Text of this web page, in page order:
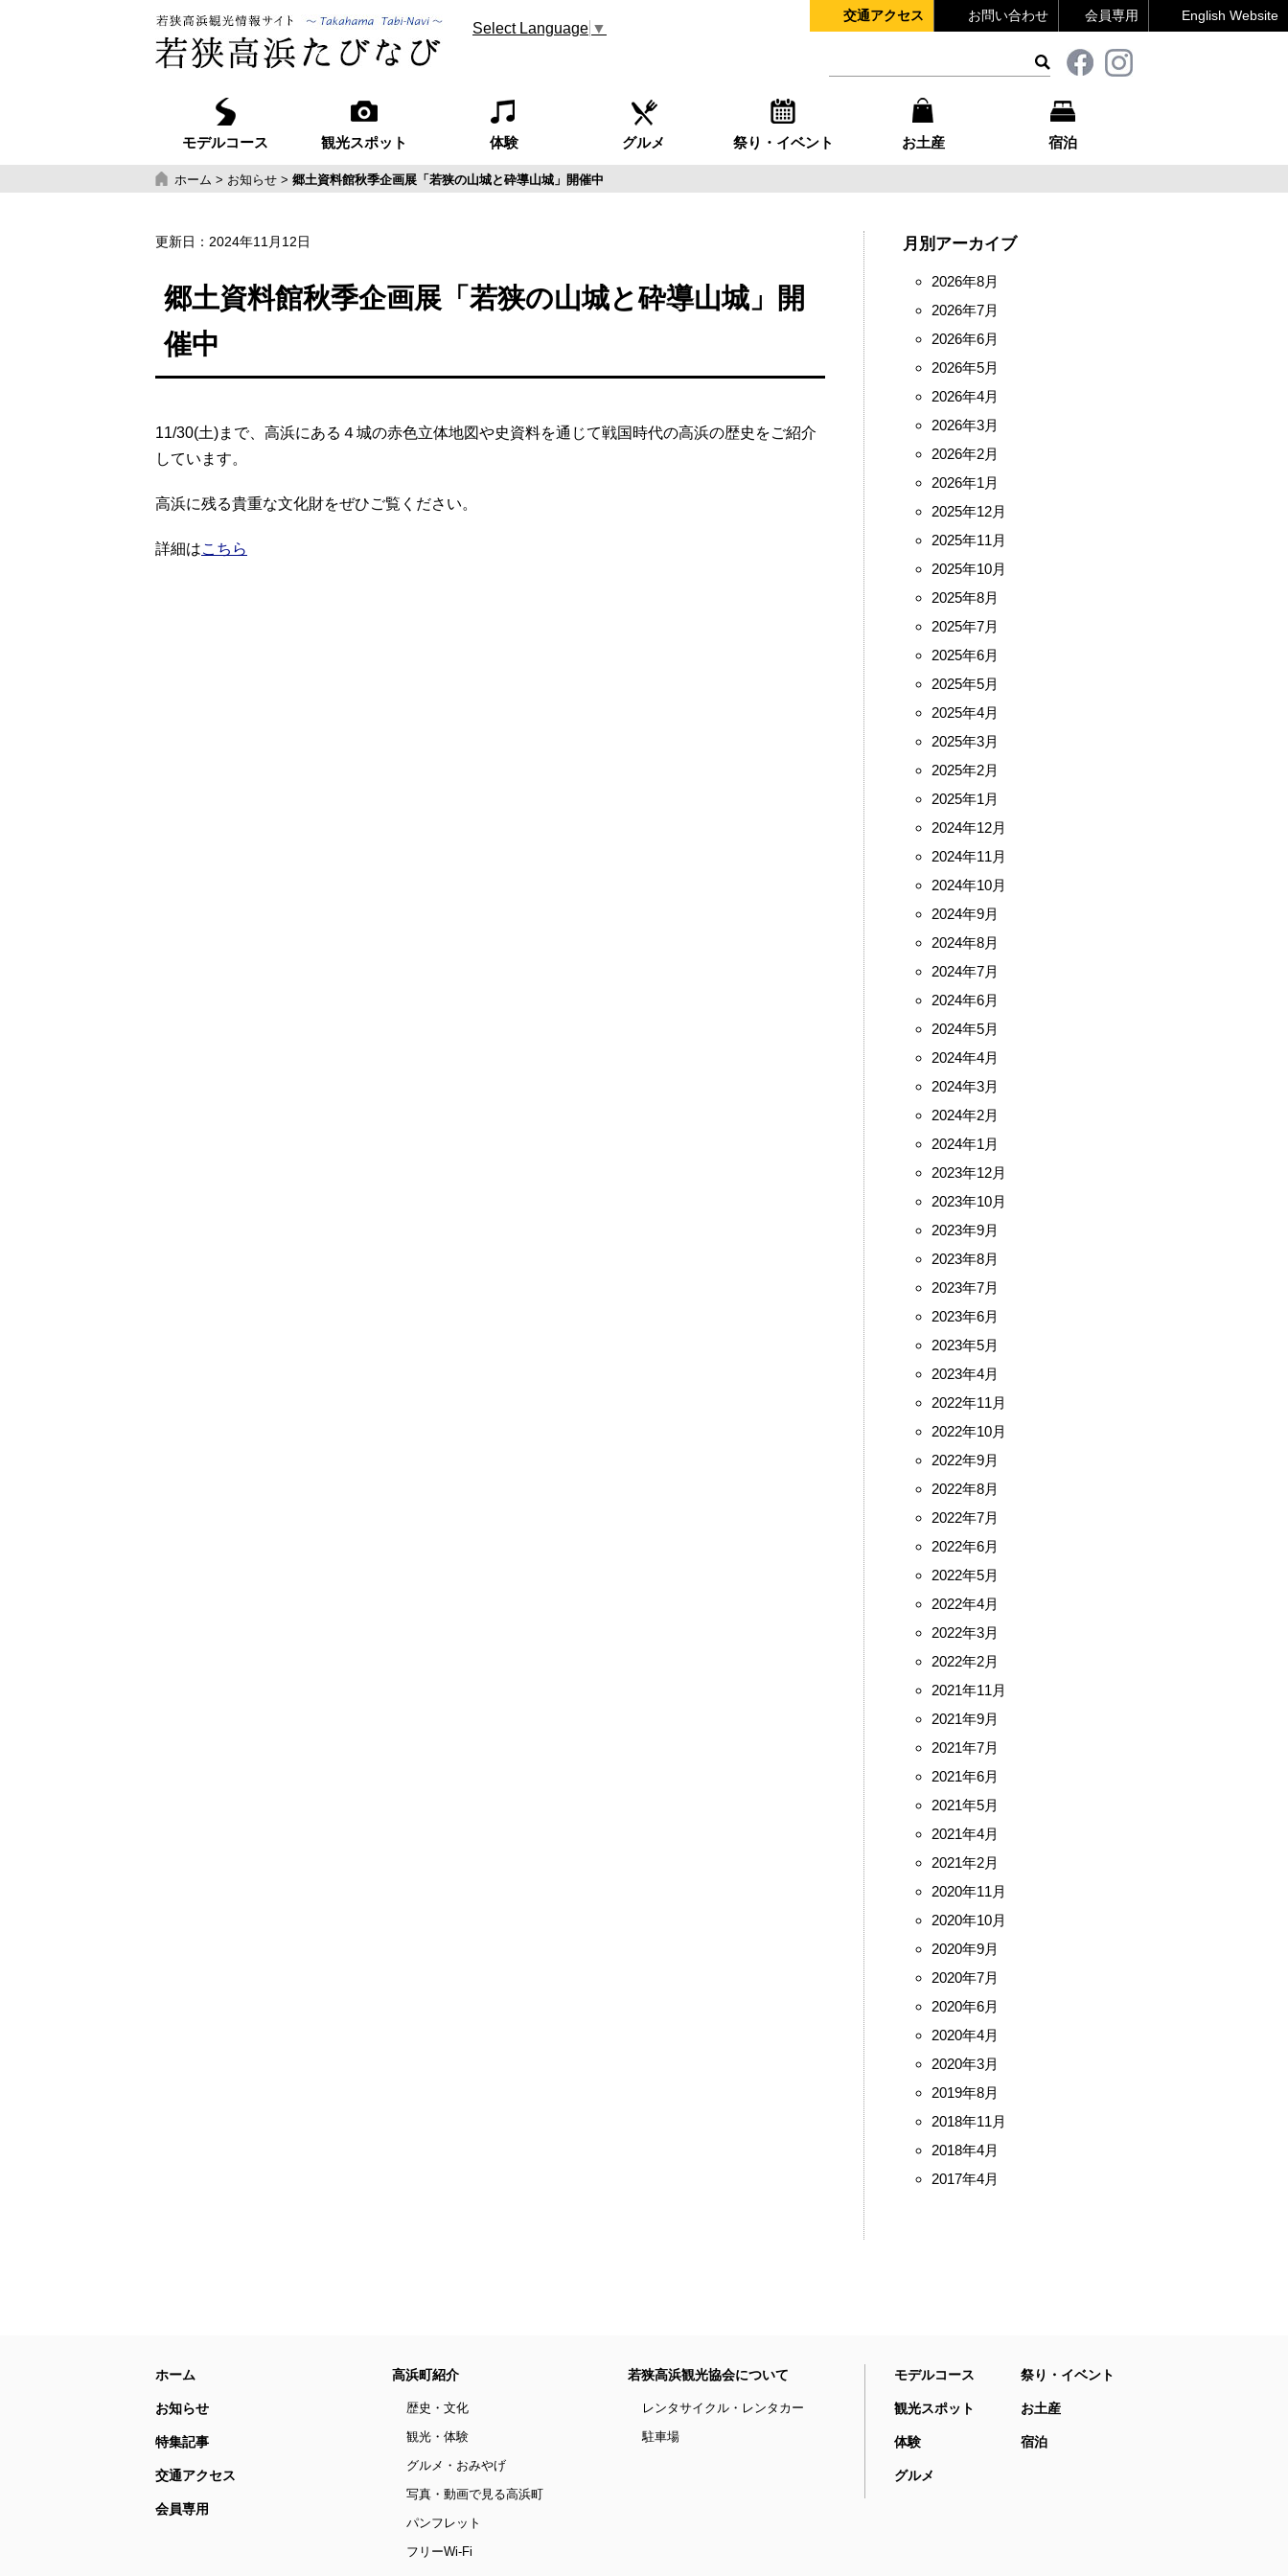
交通アクセス お問い合わせ 会員専用 English Website
Select Language ▼
モデルコース 観光スポット 体験 グルメ 祭り・イベント お土産 宿泊
ホーム > お知らせ > 郷土資料館秋季企画展「若狭の山城と砕導山城」開催中
更新日： 2024年11月12日
郷土資料館秋季企画展「若狭の山城と砕導山城」開
催中
11/30(土)まで、高浜にある４城の赤色立体地図や史資料を通じて戦国時代の高浜の歴史をご紹介
しています。
高浜に残る貴重な文化財をぜひご覧ください。
詳細はこちら
月別アーカイブ
2026年8月
2026年7月
2026年6月
2026年5月
2026年4月
2026年3月
2026年2月
2026年1月
2025年12月
2025年11月
2025年10月
2025年8月
2025年7月
2025年6月
2025年5月
2025年4月
2025年3月
2025年2月
2025年1月
2024年12月
2024年11月
2024年10月
2024年9月
2024年8月
2024年7月
2024年6月
2024年5月
2024年4月
2024年3月
2024年2月
2024年1月
2023年12月
2023年10月
2023年9月
2023年8月
2023年7月
2023年6月
2023年5月
2023年4月
2022年11月
2022年10月
2022年9月
2022年8月
2022年7月
2022年6月
2022年5月
2022年4月
2022年3月
2022年2月
2021年11月
2021年9月
2021年7月
2021年6月
2021年5月
2021年4月
2021年2月
2020年11月
2020年10月
2020年9月
2020年7月
2020年6月
2020年4月
2020年3月
2019年8月
2018年11月
2018年4月
2017年4月
ホーム
お知らせ
特集記事
交通アクセス
会員専用
高浜町紹介
歴史・文化
観光・体験
グルメ・おみやげ
写真・動画で見る高浜町
パンフレット
フリーWi-Fi
若狭高浜観光協会について
レンタサイクル・レンタカー
駐車場
モデルコース
観光スポット
体験
グルメ
祭り・イベント
お土産
宿泊